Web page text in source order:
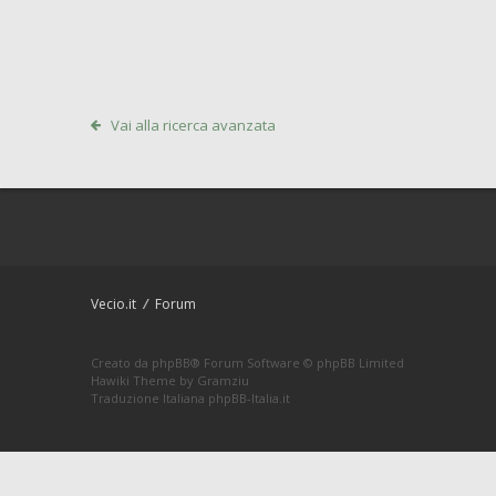
Vai alla ricerca avanzata
Vecio.it Forum
Creato da phpBB® Forum Software © phpBB Limited
Hawiki Theme by Gramziu
Traduzione Italiana phpBB-Italia.it